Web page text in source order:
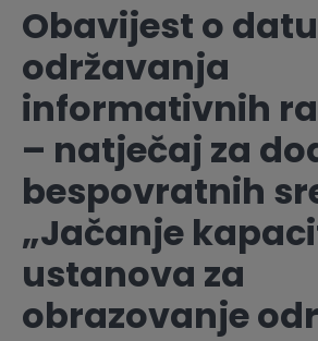
Obavijest o
održavanja
informativnih
– natječaj za
bespovratnih
„Jačanje
ustanova za
obrazovanje